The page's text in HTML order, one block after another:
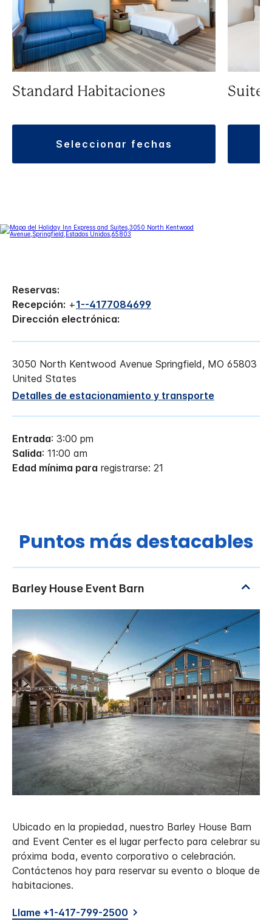
Standard Habitaciones
seleccionar fechas
Suite
Reservas:
Recepción: +1--4177084699
Dirección electrónica:
3050 North Kentwood Avenue Springfield, MO 65803
United States
Detalles de estacionamiento y transporte
Entrada: 3:00 pm
Salida: 11:00 am
Edad mínima para registrarse: 21
Puntos más destacables
Ubicado en la propiedad, nuestro Barley House Barn
and Event Center es el lugar perfecto para celebrar su
próxima boda, evento corporativo o celebración.
Contáctenos hoy para reservar su evento o bloque de
habitaciones.
Llame +1-417-799-2500